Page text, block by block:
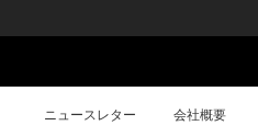
ニュースレター 会社概要